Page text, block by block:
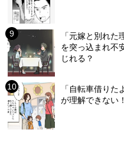
「元嫁と別れ
を突っ込まれ不
じれる？
「自転車借り
が理解できない